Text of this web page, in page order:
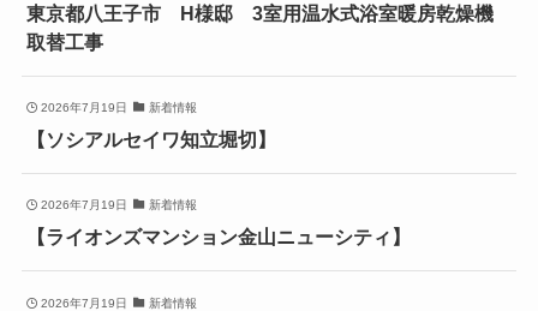
東京都八王子市 H様邸 3室用温水式浴室暖房乾燥機
取替工事
2026年7月19日 新着情報
【ソシアルセイワ知立堀切】
2026年7月19日 新着情報
【ライオンズマンション金山ニューシティ】
2026年7月19日 新着情報